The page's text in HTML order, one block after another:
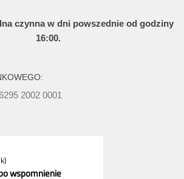
czynna w dni powszednie od godziny
16:00.
2002 0001